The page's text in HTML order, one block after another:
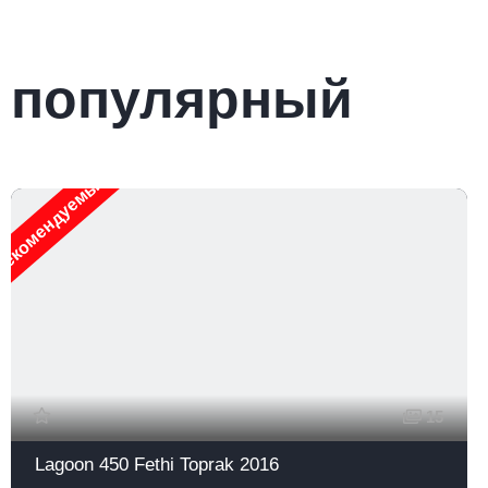
популярный
15
Lagoon 450 Fethi Toprak 2016